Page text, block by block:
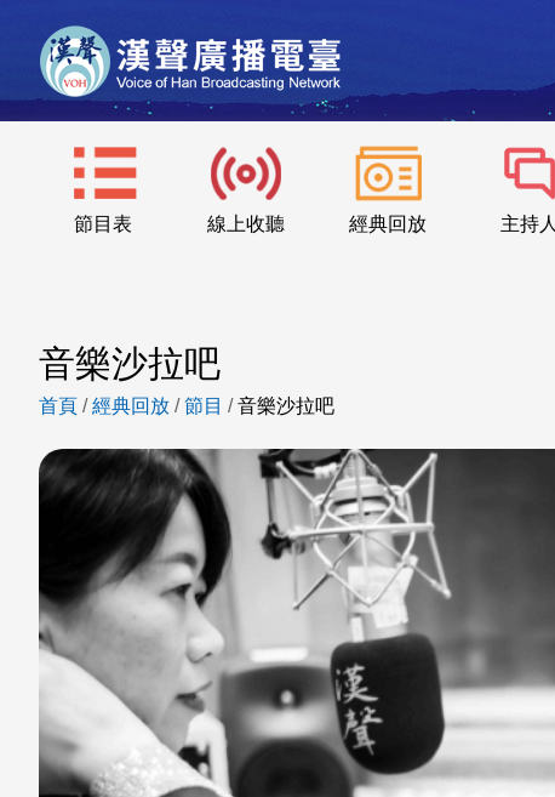
節目表 線上收聽 經典回放 主持人
音樂沙拉吧
首頁 /經典回放 /節目 /音樂沙拉吧